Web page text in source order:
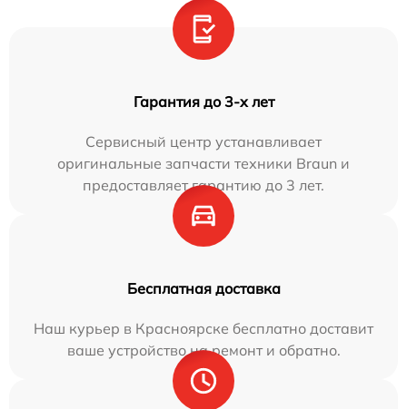
Гарантия до 3-х лет
Сервисный центр устанавливает
оригинальные запчасти техники Braun и
предоставляет гарантию до 3 лет.
Бесплатная доставка
Наш курьер в Красноярске бесплатно доставит
ваше устройство на ремонт и обратно.